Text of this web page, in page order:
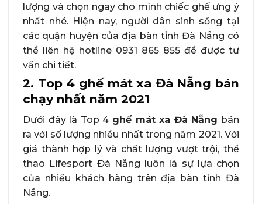
lượng và chọn ngay cho mình chiếc ghế ưng ý
nhất nhé. Hiện nay, người dân sinh sống tại
các quận huyện của địa bàn tỉnh Đà Nẵng có
thể liên hệ hotline 0931 865 855 để được tư
vấn chi tiết.
2. Top 4 ghế mát xa Đà Nẵng bán
chạy nhất năm 2021
Dưới đây là Top 4 ghế mát xa Đà Nẵng bán
ra với số lượng nhiều nhất trong năm 2021. Với
giá thành hợp lý và chất lượng vượt trội, thể
thao Lifesport Đà Nẵng luôn là sự lựa chọn
của nhiều khách hàng trên địa bàn tỉnh Đà
Nẵng.